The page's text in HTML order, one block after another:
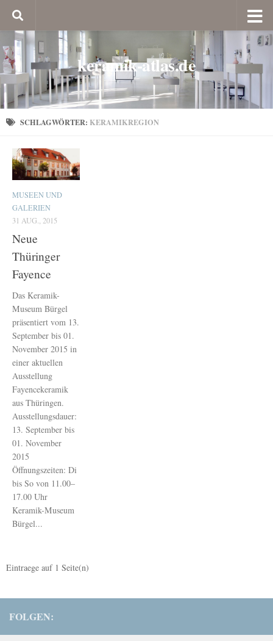
keramik-atlas.de
SCHLAGWÖRTER: KERAMIKREGION
MUSEEN UND
GALERIEN
31 AUG., 2015
Neue
Thüringer
Fayence
Das Keramik-
Museum Bürgel
präsentiert vom 13.
September bis 01.
November 2015 in
einer aktuellen
Ausstellung
Fayencekeramik
aus Thüringen.
Ausstellungsdauer:
13. September bis
01. November
2015
Öffnungszeiten: Di
bis So von 11.00–
17.00 Uhr
Keramik-Museum
Bürgel...
Eintraege auf 1 Seite(n)
FOLGEN: